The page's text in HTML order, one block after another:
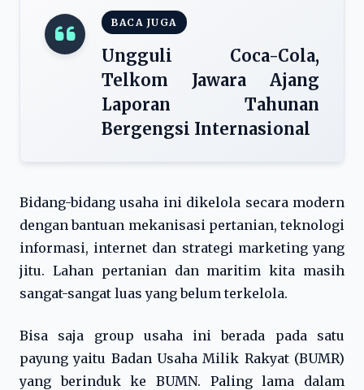
BACA JUGA
Ungguli Coca-Cola,
Telkom Jawara Ajang
Laporan Tahunan
Bergengsi Internasional
Bidang-bidang usaha ini dikelola secara modern
dengan bantuan mekanisasi pertanian, teknologi
informasi, internet dan strategi marketing yang
jitu. Lahan pertanian dan maritim kita masih
sangat-sangat luas yang belum terkelola.
Bisa saja group usaha ini berada pada satu
payung yaitu Badan Usaha Milik Rakyat (BUMR)
yang berinduk ke BUMN. Paling lama dalam